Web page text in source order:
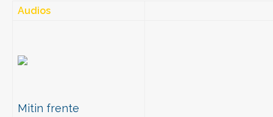
Audios
Mitin frente